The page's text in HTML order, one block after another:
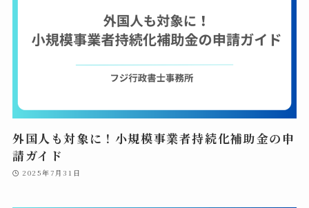
外国人も対象に！小規模事業者持続化補助金の申
請ガイド
2025年7月31日